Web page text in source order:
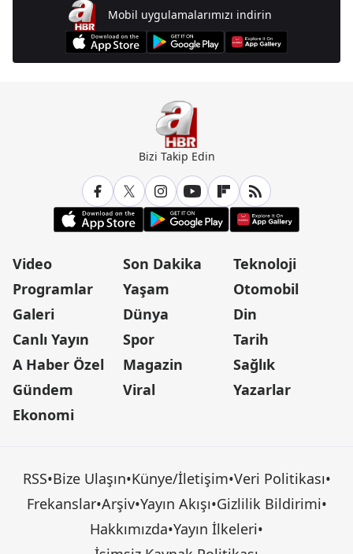
Mobil uygulamalarımızı indirin
Bizi Takip Edin
Video
Programlar
Galeri
Canlı Yayın
A Haber Özel
Gündem
Ekonomi
Son Dakika
Yaşam
Dünya
Spor
Magazin
Viral
Teknoloji
Otomobil
Din
Tarih
Sağlık
Yazarlar
RSS•Bize Ulaşın•Künye/İletişim•Veri Politikası•
Frekanslar•Arşiv•Yayın Akışı•Gizlilik Bildirimi•
Hakkımızda•Yayın İlkeleri•